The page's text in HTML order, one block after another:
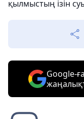
қылмыстың ізін
Google-